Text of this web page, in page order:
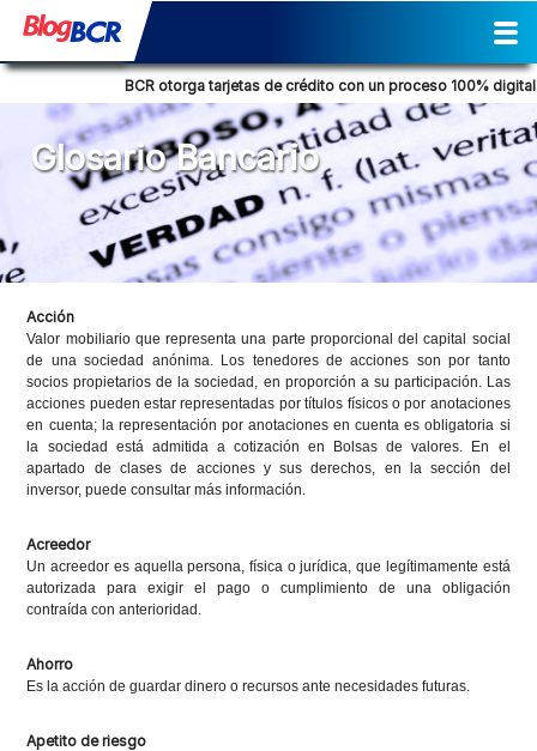
BCR otorga tarjetas de crédito con un proceso 100% digital
Glosario Bancario
Acción
Valor mobiliario que representa una parte proporcional del capital social
de una sociedad anónima. Los tenedores de acciones son por tanto
socios propietarios de la sociedad, en proporción a su participación. Las
acciones pueden estar representadas por títulos físicos o por anotaciones
en cuenta; la representación por anotaciones en cuenta es obligatoria si
la sociedad está admitida a cotización en Bolsas de valores. En el
apartado de clases de acciones y sus derechos, en la sección del
inversor, puede consultar más información.
Acreedor
Un acreedor es aquella persona, física o jurídica, que legítimamente está
autorizada para exigir el pago o cumplimiento de una obligación
contraída con anterioridad.
Ahorro
Es la acción de guardar dinero o recursos ante necesidades futuras.
Apetito de riesgo